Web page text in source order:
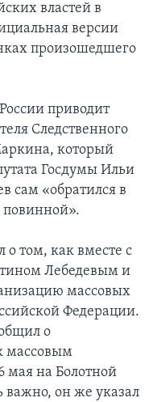
властей в
версии
произошедшего
приводит
Следственного
который
Госдумы Ильи
сам «обратился в
повинной».
о том, как вместе с
Лебедевым и
массовых
Федерации.
о
массовым
мая на Болотной
важно, он же указал